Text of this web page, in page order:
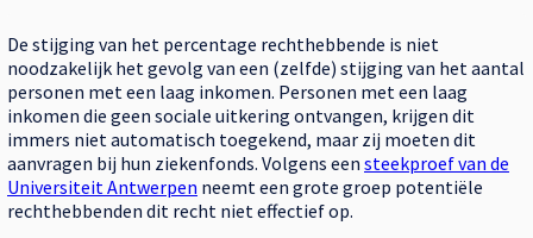
De stijging van het percentage rechthebbende is niet
noodzakelijk het gevolg van een (zelfde) stijging van het aantal
personen met een laag inkomen. Personen met een laag
inkomen die geen sociale uitkering ontvangen, krijgen dit
immers niet automatisch toegekend, maar zij moeten dit
aanvragen bij hun ​​ziekenfonds. Volgens een steekproef van de
Universiteit Antwerpen neemt een grote groep potentiële
rechthebbenden dit recht niet effectief op.